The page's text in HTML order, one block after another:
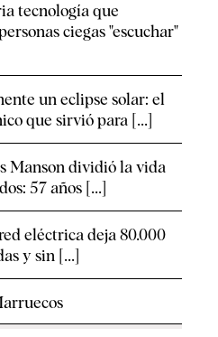
tecnología que
ciegas "escuchar"
un eclipse solar: el
que sirvió para [...]
Manson dividió la vida
57 años [...]
eléctrica deja 80.000
y sin [...]